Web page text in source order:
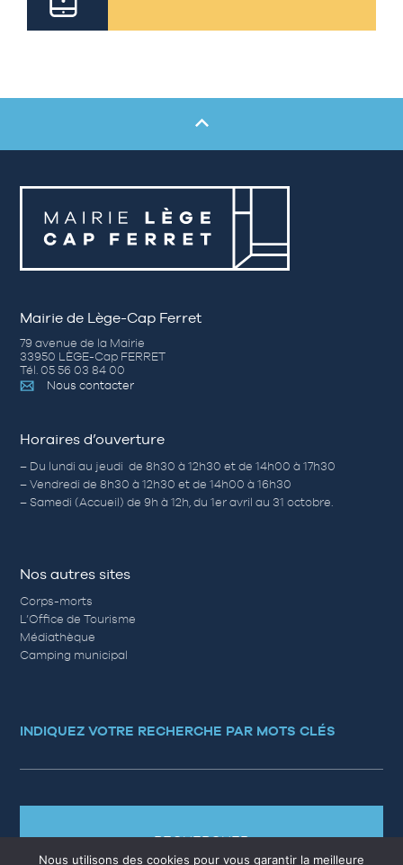
Mairie de Lège-Cap Ferret
79 avenue de la Mairie
33950 LÈGE-Cap FERRET
Tél. 05 56 03 84 00
Nous contacter
Horaires d’ouverture
– Du lundi au jeudi de 8h30 à 12h30 et de 14h00 à 17h30
– Vendredi de 8h30 à 12h30 et de 14h00 à 16h30
– Samedi (Accueil) de 9h à 12h, du 1er avril au 31 octobre.
Nos autres sites
Corps-morts
L’Office de Tourisme
Médiathèque
Camping municipal
INDIQUEZ VOTRE RECHERCHE PAR MOTS CLÉS
RECHERCHER
Nous utilisons des cookies pour vous garantir la meilleure